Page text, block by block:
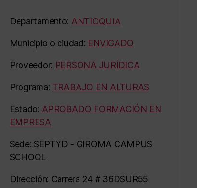
Departamento: ANTIOQUIA
Municipio o ciudad: ENVIGADO
Proveedor: PERSONA JURÍDICA
Programa: TRABAJO EN ALTURAS
Estado: APROBADO FORMACIÓN EN
EMPRESA
Sede: SEPTYD - GIROMA CAMPUS
SCHOOL
Dirección: Carrera 24 # 36DSUR55